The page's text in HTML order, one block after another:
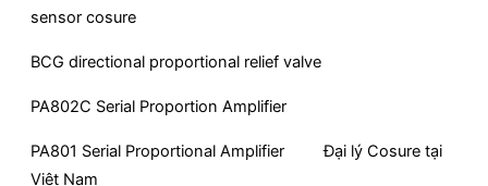
sensor cosure
BCG directional proportional relief valve
PA802C Serial Proportion Amplifier
PA801 Serial Proportional Amplifier Đại lý Cosure tại
Việt Nam